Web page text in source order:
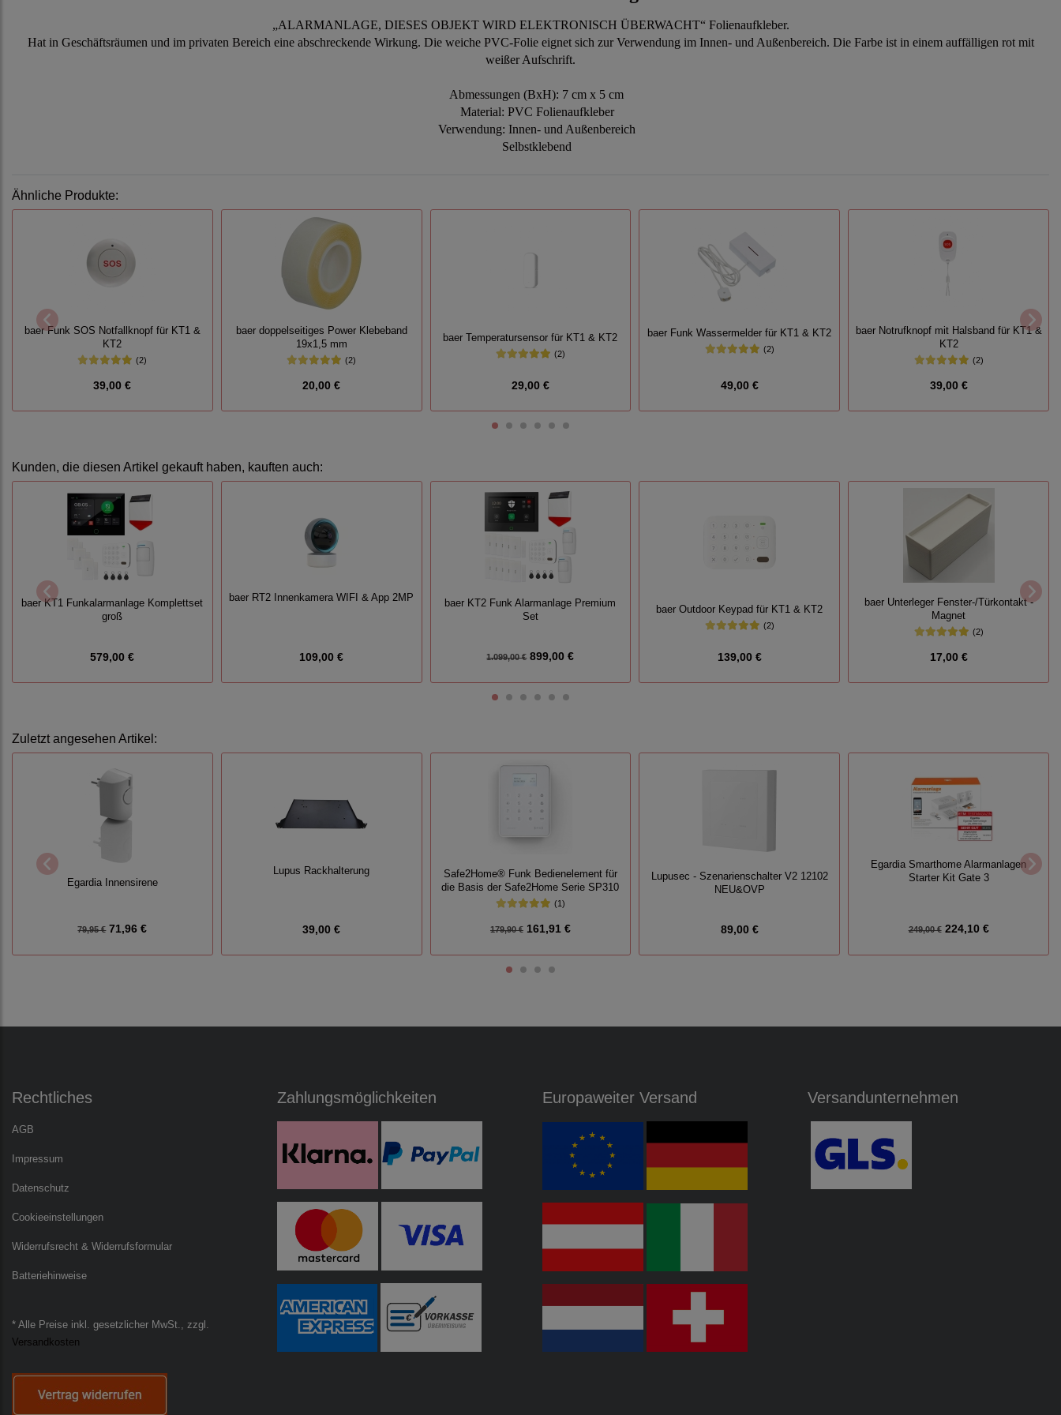
„ALARMANLAGE, DIESES OBJEKT WIRD ELEKTRONISCH ÜBERWACHT“ Folienaufkleber.
Hat in Geschäftsräumen und im privaten Bereich eine abschreckende Wirkung. Die weiche PVC-Folie eignet sich zur Verwendung im Innen- und Außenbereich. Die Farbe ist in einem auffälligen rot mit
weißer Aufschrift.
Abmessungen (BxH): 7 cm x 5 cm
Material: PVC Folienaufkleber
Verwendung: Innen- und Außenbereich
Selbstklebend
Ähnliche Produkte:
baer Funk SOS Notfallknopf für KT1 &
KT2
(2)
39,00 €
baer doppelseitiges Power Klebeband
19x1,5 mm
(2)
20,00 €
baer Temperatursensor für KT1 & KT2
(2)
29,00 €
baer Funk Wassermelder für KT1 & KT2
(2)
49,00 €
baer Notrufknopf mit Halsband für KT1 &
KT2
(2)
39,00 €
Kunden, die diesen Artikel gekauft haben, kauften auch:
baer KT1 Funkalarmanlage Komplettset
groß
579,00 €
baer RT2 Innenkamera WIFI & App 2MP
109,00 €
baer KT2 Funk Alarmanlage Premium
Set
1.099,00 €899,00 €
baer Outdoor Keypad für KT1 & KT2
(2)
139,00 €
baer Unterleger Fenster-/Türkontakt -
Magnet
(2)
17,00 €
Zuletzt angesehen Artikel:
Egardia Innensirene
79,95 €71,96 €
Lupus Rackhalterung
39,00 €
Safe2Home® Funk Bedienelement für
die Basis der Safe2Home Serie SP310
(1)
179,90 €161,91 €
Lupusec - Szenarienschalter V2 12102
NEU&OVP
89,00 €
Egardia Smarthome Alarmanlagen
Starter Kit Gate 3
249,00 €224,10 €
Rechtliches
AGB
Impressum
Datenschutz
Cookieeinstellungen
Widerrufsrecht & Widerrufsformular
Batteriehinweise
* Alle Preise inkl. gesetzlicher MwSt., zzgl.
Versandkosten
Zahlungsmöglichkeiten Europaweiter Versand Versandunternehmen